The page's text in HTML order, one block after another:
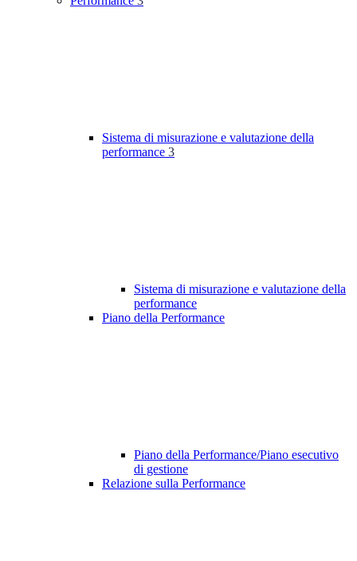
Sistema di misurazione e valutazione della
performance 3
Sistema di misurazione e valutazione della
performance
Piano della Performance
Piano della Performance/Piano esecutivo
di gestione
Relazione sulla Performance